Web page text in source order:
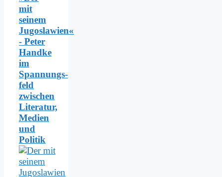
mit
seinem
Jugoslawien«
- Peter
Handke
im
Spannungs­
feld
zwischen
Literatur,
Medien
und
Politik